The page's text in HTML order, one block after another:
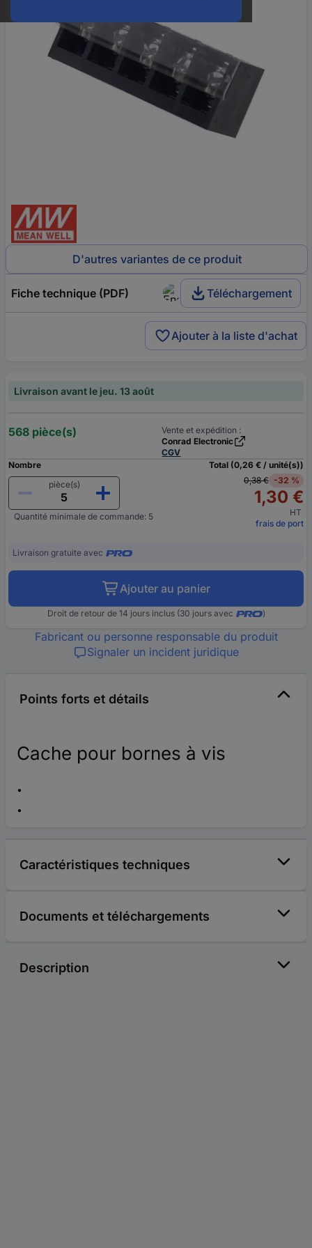
D'autres variantes de ce produit
Fiche technique (PDF) Téléchargement
Ajouter à la liste d'achat
Livraison avant le jeu. 13 août
568 pièce(s)
Vente et expédition :
Conrad Electronic
CGV
Nombre
pièce(s)
Quantité minimale de commande: 5
Total (0,26 € / unité(s))
0,38 € -32 %
1,30 €
HT
frais de port
Livraison gratuite avec
Ajouter au panier
Droit de retour de 14 jours inclus (30 jours avec )
Fabricant ou personne responsable du produit
Signaler un incident juridique
Points forts et détails
Cache pour bornes à vis
Caractéristiques techniques
Documents et téléchargements
Description